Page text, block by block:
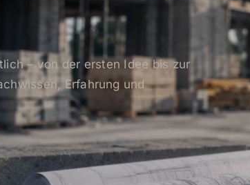
– von der ersten Idee bis zur
Erfahrung und